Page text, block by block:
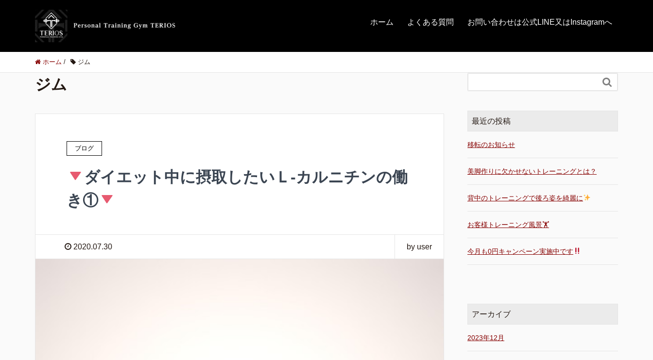
ホーム よくある質問 お問い合わせは公式LINE又はInstagramへ
ホーム / ジム
ジム
ブログ
ダイエット中に摂取したいＬ-カルニチンの働
き①
2020.07.30 by user

最近の投稿
移転のお知らせ
美脚作りに欠かせないトレーニングとは？
背中のトレーニングで後ろ姿を綺麗に
お客様トレーニング風景🏋️
今月も0円キャンペーン実施中です
アーカイブ
2023年12月